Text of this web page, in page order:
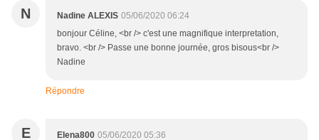
N Nadine ALEXIS 05/06/2020 06:24
bonjour Céline, <br /> c'est une magnifique interpretation,
bravo. <br /> Passe une bonne journée, gros bisous<br />
Nadine
Répondre
E Elena800 05/06/2020 05:36